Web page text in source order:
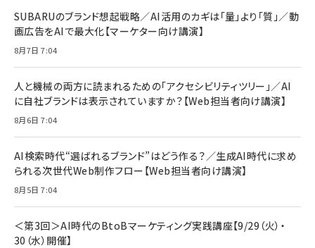
SUBARUのブランド想起戦略／AI活用のカギは「量」より「質」／動
画広告をAIで最大化【マーケター向け講演】
8月7日 7:04
人と機械の両方に読まれるための「アクセシビリティツリー」／AI
に自社ブランドは表示されていますか？【Web担当者向け講演】
8月6日 7:04
AI検索時代“選ばれるブランド”はどう作る？／生成AI時代に求め
られる次世代Web制作フロー【Web担当者向け講演】
8月5日 7:04
＜第3回＞AI時代のBtoBマーケティング実践講座【9/29（火）・
30（水）開催】